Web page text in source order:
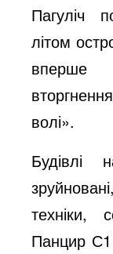
Пагуліч
літом
вперше
волі».
Будівлі
Панцир